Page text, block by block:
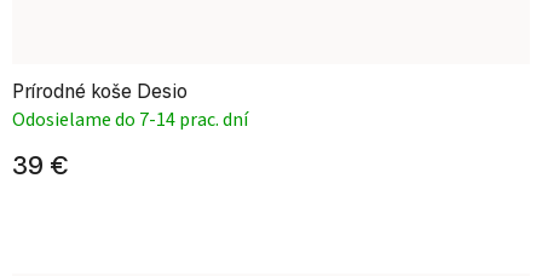
Prírodné koše Desio
Odosielame do 7-14 prac. dní
39 €